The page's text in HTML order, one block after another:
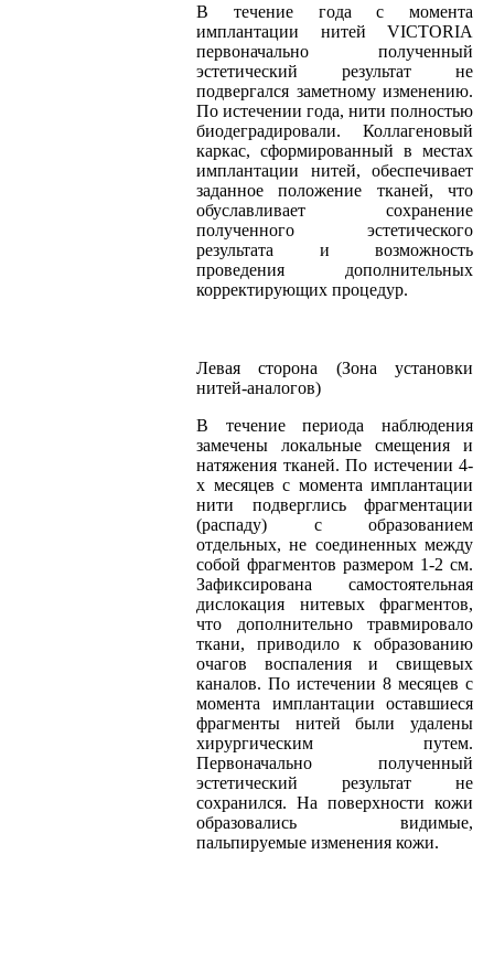
В течение года с момента
имплантации нитей VICTORIA
первоначально полученный
эстетический результат не
подвергался заметному изменению.
По истечении года, нити полностью
биодеградировали. Коллагеновый
каркас, сформированный в местах
имплантации нитей, обеспечивает
заданное положение тканей, что
обуславливает сохранение
полученного эстетического
результата и возможность
проведения дополнительных
корректирующих процедур.
Левая сторона (Зона установки
нитей-аналогов)
В течение периода наблюдения
замечены локальные смещения и
натяжения тканей. По истечении 4-
х месяцев с момента имплантации
нити подверглись фрагментации
(распаду) с образованием
отдельных, не соединенных между
собой фрагментов размером 1-2 см.
Зафиксирована самостоятельная
дислокация нитевых фрагментов,
что дополнительно травмировало
ткани, приводило к образованию
очагов воспаления и свищевых
каналов. По истечении 8 месяцев с
момента имплантации оставшиеся
фрагменты нитей были удалены
хирургическим путем.
Первоначально полученный
эстетический результат не
сохранился. На поверхности кожи
образовались видимые,
пальпируемые изменения кожи.